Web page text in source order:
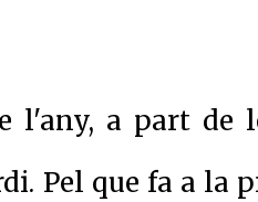
l'any, a part de
Pel que fa a la